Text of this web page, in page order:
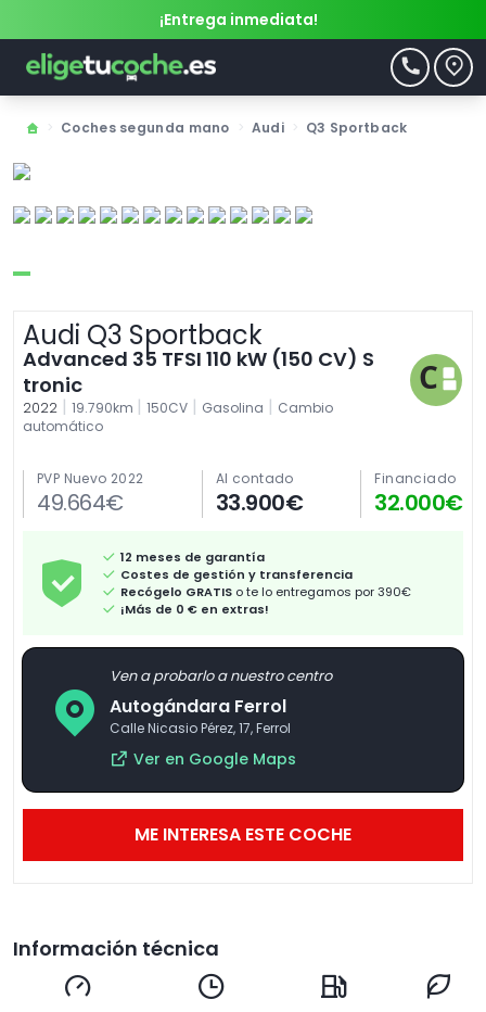
¡Entrega inmediata!
Coches segunda mano Audi Q3 Sportback
Audi Q3 Sportback
Advanced 35 TFSI 110 kW (150 CV) S
tronic
2022 | 19.790km | 150CV | Gasolina | Cambio
automático
PVP Nuevo 2022
49.664€
Al contado
33.900€
Financiado
32.000€
12 meses de garantía
Costes de gestión y transferencia
Recógelo GRATIS o te lo entregamos por 390€
¡Más de 0 € en extras!
Ven a probarlo a nuestro centro
Autogándara Ferrol
Calle Nicasio Pérez, 17, Ferrol
Ver en Google Maps
ME INTERESA ESTE COCHE
Información técnica